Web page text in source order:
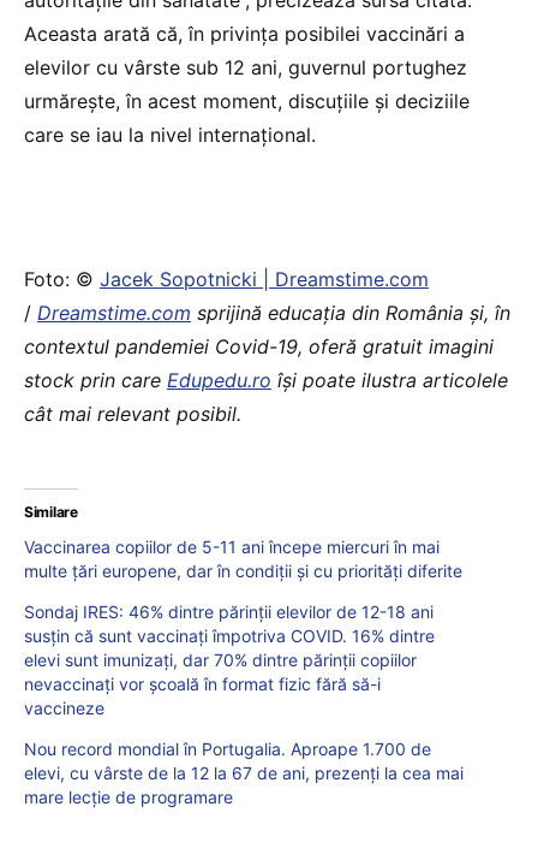
Aceasta arată că, în privința posibilei vaccinări a
elevilor cu vârste sub 12 ani, guvernul portughez
urmărește, în acest moment, discuțiile și deciziile
care se iau la nivel internațional.
Foto: © Jacek Sopotnicki | Dreamstime.com
/ Dreamstime.com sprijină educaţia din România şi, în
contextul pandemiei Covid-19, oferă gratuit imagini
stock prin care Edupedu.ro îşi poate ilustra articolele
cât mai relevant posibil.
Similare
Vaccinarea copiilor de 5-11 ani începe miercuri în mai
multe țări europene, dar în condiții și cu priorități diferite
Sondaj IRES: 46% dintre părinții elevilor de 12-18 ani
susțin că sunt vaccinați împotriva COVID. 16% dintre
elevi sunt imunizați, dar 70% dintre părinții copiilor
nevaccinați vor școală în format fizic fără să-i
vaccineze
Nou record mondial în Portugalia. Aproape 1.700 de
elevi, cu vârste de la 12 la 67 de ani, prezenți la cea mai
mare lecție de programare